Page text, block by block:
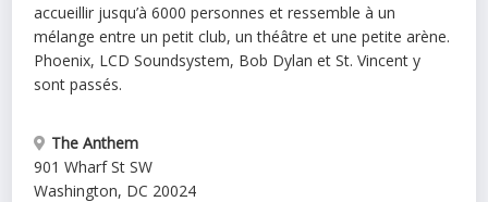
accueillir jusqu’à 6000 personnes et ressemble à un
mélange entre un petit club, un théâtre et une petite arène.
Phoenix, LCD Soundsystem, Bob Dylan et St. Vincent y
sont passés.
The Anthem
901 Wharf St SW
Washington, DC 20024